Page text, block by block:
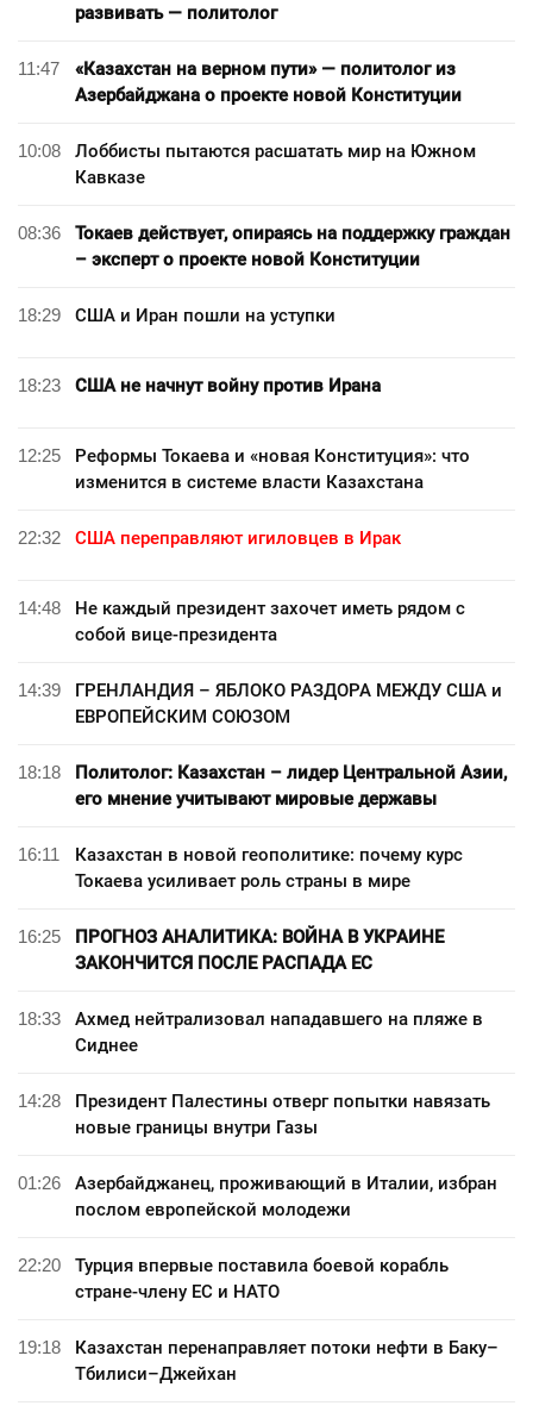
развивать — политолог
11:47
«Казахстан на верном пути» — политолог из
Азербайджана о проекте новой Конституции
10:08
Лоббисты пытаются расшатать мир на Южном
Кавказе
08:36
Токаев действует, опираясь на поддержку граждан
– эксперт о проекте новой Конституции
18:29 США и Иран пошли на уступки
18:23 США не начнут войну против Ирана
12:25
Реформы Токаева и «новая Конституция»: что
изменится в системе власти Казахстана
22:32 США переправляют игиловцев в Ирак
14:48
Не каждый президент захочет иметь рядом с
собой вице-президента
14:39
ГРЕНЛАНДИЯ – ЯБЛОКО РАЗДОРА МЕЖДУ США и
ЕВРОПЕЙСКИМ СОЮЗОМ
18:18
Политолог: Казахстан – лидер Центральной Азии,
его мнение учитывают мировые державы
16:11
Казахстан в новой геополитике: почему курс
Токаева усиливает роль страны в мире
16:25
ПРОГНОЗ АНАЛИТИКА: ВОЙНА В УКРАИНЕ
ЗАКОНЧИТСЯ ПОСЛЕ РАСПАДА ЕС
18:33
Ахмед нейтрализовал нападавшего на пляже в
Сиднее
14:28
Президент Палестины отверг попытки навязать
новые границы внутри Газы
01:26
Азербайджанец, проживающий в Италии, избран
послом европейской молодежи
22:20
Турция впервые поставила боевой корабль
стране-члену ЕС и НАТО
19:18
Казахстан перенаправляет потоки нефти в Баку–
Тбилиси–Джейхан